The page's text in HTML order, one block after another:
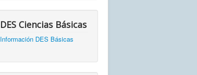
DES Ciencias Básicas
Información DES Básicas